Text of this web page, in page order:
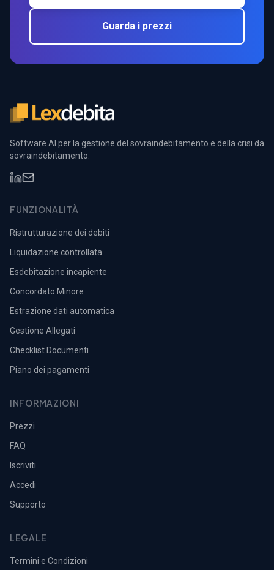
Guarda i prezzi
Software AI per la gestione del sovraindebitamento e della crisi da
sovraindebitamento.
FUNZIONALITÀ
Ristrutturazione dei debiti
Liquidazione controllata
Esdebitazione incapiente
Concordato Minore
Estrazione dati automatica
Gestione Allegati
Checklist Documenti
Piano dei pagamenti
INFORMAZIONI
Prezzi
FAQ
Iscriviti
Accedi
Supporto
LEGALE
Termini e Condizioni